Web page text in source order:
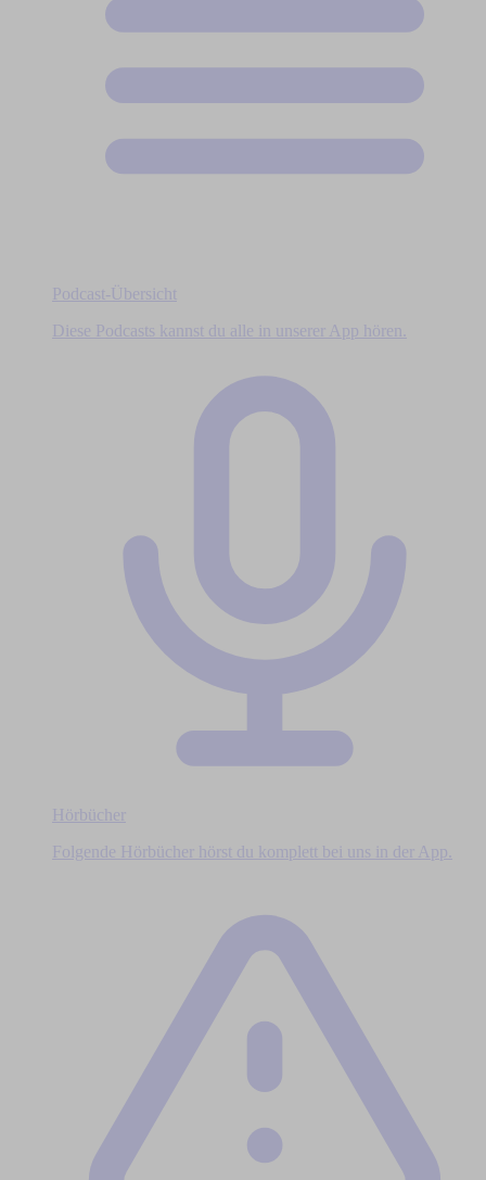
Podcast-Übersicht
Diese Podcasts kannst du alle in unserer App hören.
Hörbücher
Folgende Hörbücher hörst du komplett bei uns in der App.